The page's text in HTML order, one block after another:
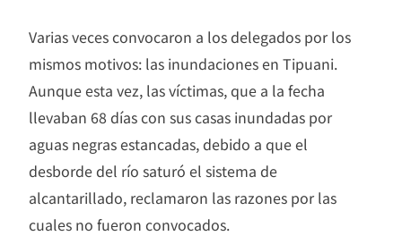
Varias veces convocaron a los delegados por los
mismos motivos: las inundaciones en Tipuani.
Aunque esta vez, las víctimas, que a la fecha
llevaban 68 días con sus casas inundadas por
aguas negras estancadas, debido a que el
desborde del río saturó el sistema de
alcantarillado, reclamaron las razones por las
cuales no fueron convocados.